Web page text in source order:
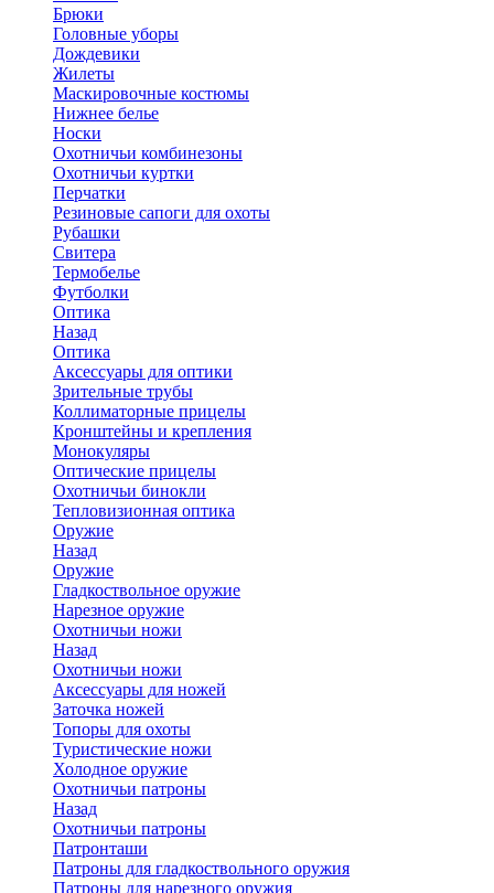
Брюки
Головные уборы
Дождевики
Жилеты
Маскировочные костюмы
Нижнее белье
Носки
Охотничьи комбинезоны
Охотничьи куртки
Перчатки
Резиновые сапоги для охоты
Рубашки
Свитера
Термобелье
Футболки
Оптика
Назад
Оптика
Аксессуары для оптики
Зрительные трубы
Коллиматорные прицелы
Кронштейны и крепления
Монокуляры
Оптические прицелы
Охотничьи бинокли
Тепловизионная оптика
Оружие
Назад
Оружие
Гладкоствольное оружие
Нарезное оружие
Охотничьи ножи
Назад
Охотничьи ножи
Аксессуары для ножей
Заточка ножей
Топоры для охоты
Туристические ножи
Холодное оружие
Охотничьи патроны
Назад
Охотничьи патроны
Патронташи
Патроны для гладкоствольного оружия
Патроны для нарезного оружия